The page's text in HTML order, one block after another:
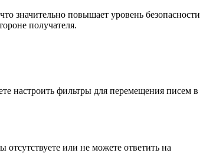
значительно повышает уровень безопасности
получателя.
настроить фильтры для перемещения писем в
или не можете ответить на